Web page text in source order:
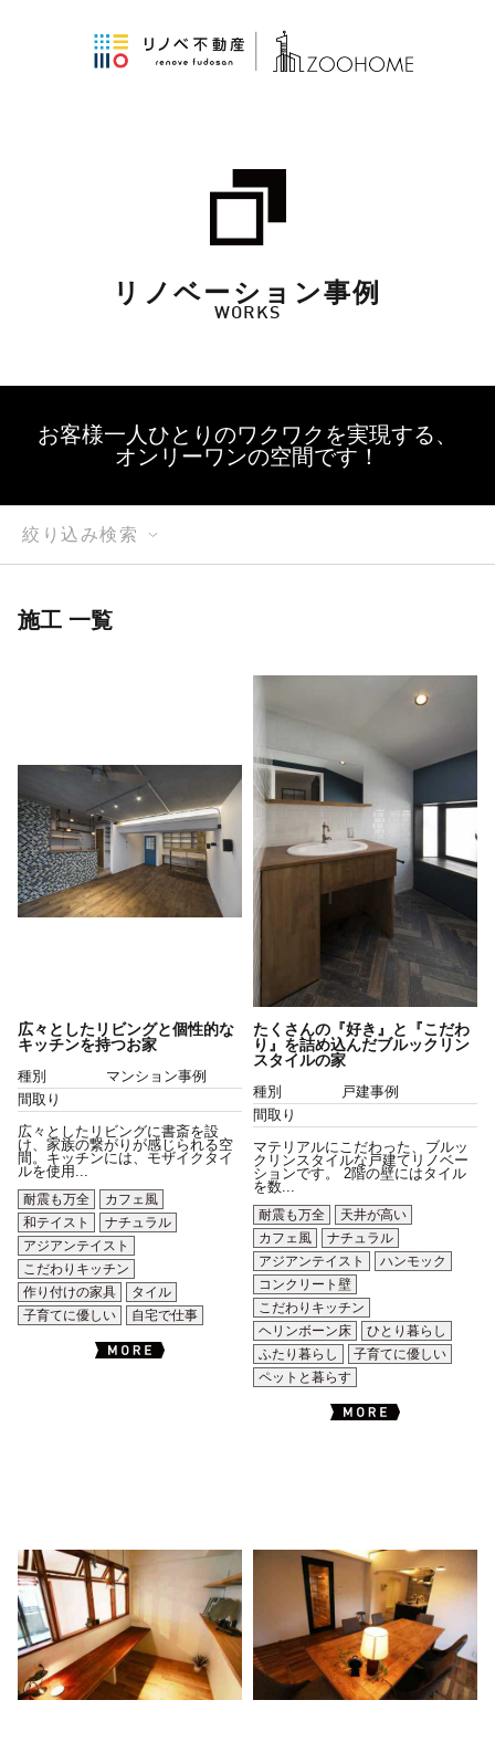
リノベーション事例
WORKS
お客様一人ひとりのワクワクを実現する、
オンリーワンの空間です！
絞り込み検索
施工 一覧
広々としたリビングと個性的な
キッチンを持つお家
種別
マンション事例
間取り
広々としたリビングに書斎を設
け、家族の繋がりが感じられる空
間。キッチンには、モザイクタイ
ルを使用...
耐震も万全
カフェ風
和テイスト
ナチュラル
アジアンテイスト
こだわりキッチン
作り付けの家具
タイル
子育てに優しい
自宅で仕事
たくさんの『好き』と『こだわ
り』を詰め込んだブルックリン
スタイルの家
種別
戸建事例
間取り
マテリアルにこだわった、ブルッ
クリンスタイルな戸建てリノベー
ションです。 2階の壁にはタイル
を数...
耐震も万全
天井が高い
カフェ風
ナチュラル
アジアンテイスト
ハンモック
コンクリート壁
こだわりキッチン
ヘリンボーン床
ひとり暮らし
ふたり暮らし
子育てに優しい
ペットと暮らす